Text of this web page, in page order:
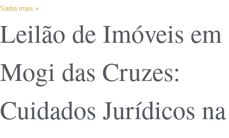
Saiba mais »
Leilão de Imóveis em
Mogi das Cruzes:
Cuidados Jurídicos na